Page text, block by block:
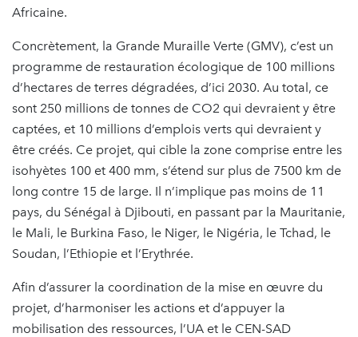
Africaine.
Concrètement, la Grande Muraille Verte (GMV), c’est un
programme de restauration écologique de 100 millions
d’hectares de terres dégradées, d’ici 2030. Au total, ce
sont 250 millions de tonnes de CO2 qui devraient y être
captées, et 10 millions d’emplois verts qui devraient y
être créés. Ce projet, qui cible la zone comprise entre les
isohyètes 100 et 400 mm, s’étend sur plus de 7500 km de
long contre 15 de large. Il n’implique pas moins de 11
pays, du Sénégal à Djibouti, en passant par la Mauritanie,
le Mali, le Burkina Faso, le Niger, le Nigéria, le Tchad, le
Soudan, l’Ethiopie et l’Erythrée.
Afin d’assurer la coordination de la mise en œuvre du
projet, d’harmoniser les actions et d’appuyer la
mobilisation des ressources, l’UA et le CEN-SAD